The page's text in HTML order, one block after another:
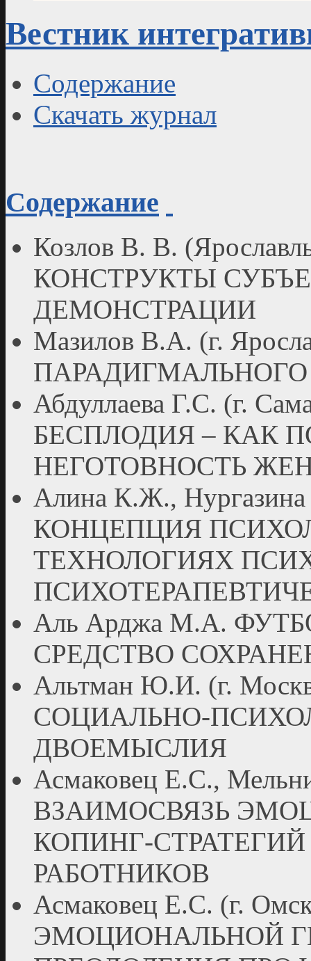
Вестник
Содержание
Скачать журнал
Содержание
Козлов В. В.
КОНСТРУКТЫ
ДЕМОНСТРАЦИИ
Мазилов В.А. (г.
Абдуллаева Г.С. (г.
БЕСПЛОДИЯ – КАК
НЕГОТОВНОСТЬ
Алина К.Ж., Нургазина
КОНЦЕПЦИЯ
ТЕХНОЛОГИЯХ
Аль Арджа М.А.
СРЕДСТВО
Альтман Ю.И. (г.
СОЦИАЛЬНО-
ДВОЕМЫСЛИЯ
Асмаковец Е.С.,
ВЗАИМОСВЯЗЬ
КОПИНГ-
РАБОТНИКОВ
Асмаковец Е.С. (г.
ЭМОЦИОНАЛЬНОЙ